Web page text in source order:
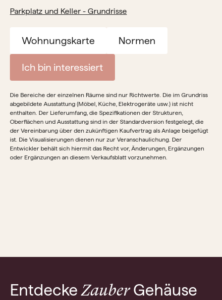
Parkplatz und Keller - Grundrisse
Wohnungskarte Normen
Ich bin interessiert
Die Bereiche der einzelnen Räume sind nur Richtwerte. Die im Grundriss
abgebildete Ausstattung (Möbel, Küche, Elektrogeräte usw.) ist nicht
enthalten. Der Lieferumfang, die Spezifikationen der Strukturen,
Oberflächen und Ausstattung sind in der Standardversion festgelegt, die
der Vereinbarung über den zukünftigen Kaufvertrag als Anlage beigefügt
ist. Die Visualisierungen dienen nur zur Veranschaulichung. Der
Entwickler behält sich hiermit das Recht vor, Änderungen, Ergänzungen
oder Ergänzungen an diesem Verkaufsblatt vorzunehmen.
EntdeckeZauberGehäuse